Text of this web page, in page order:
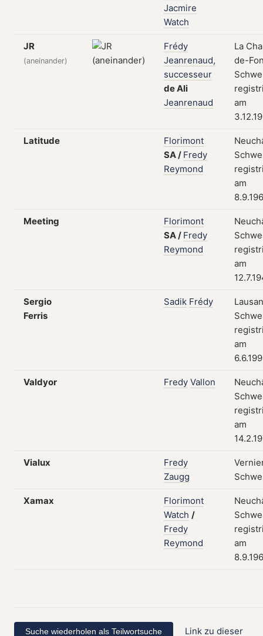
Jacmire
Watch
JR
(aneinander)
Frédy
Jeanrenaud,
successeur
deAli
Jeanrenaud
La
de-
am
Latitude
Florimont
SA/ Fredy
Reymond
am
Meeting
Florimont
SA/ Fredy
Reymond
am
Sergio
Ferris
Sadik Frédy
am
Valdyor Fredy Vallon
am
Vialux
Fredy
Zaugg
Xamax
Florimont
Watch /
Fredy
Reymond
am
Link zu dieser